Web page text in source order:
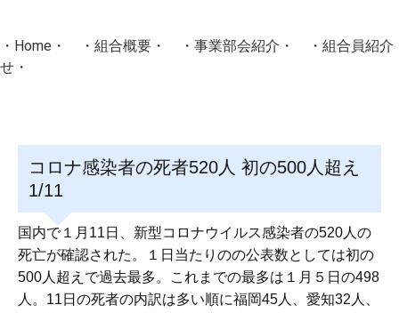
・ Home ・ ・ 組合概要 ・ ・ 事業部会紹介 ・ ・ 組合員紹介
せ ・
協同組合Masters／
国土交通省・経済産業省・農林水産省・厚生労働省 認可
Masters組合員ログイン
コロナ感染者の死者520人 初の500人超え
1/11
国内で１月11日、新型コロナウイルス感染者の520人の
死亡が確認された。１日当たりのの公表数としては初の
500人超えで過去最多。これまでの最多は１月５日の498
人。11日の死者の内訳は多い順に福岡45人、愛知32人、